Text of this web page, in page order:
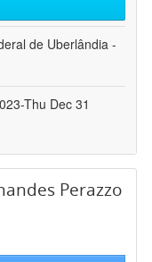
de Uberlândia -
Thu Dec 31
Perazzo